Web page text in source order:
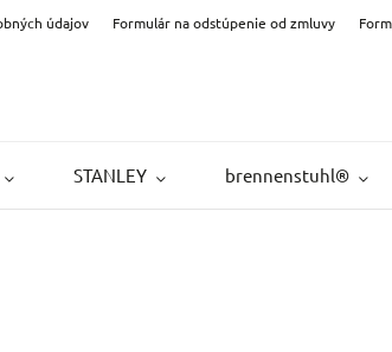
údajov Formulár na odstúpenie od zmluvy
STANLEY brennenstuhl®